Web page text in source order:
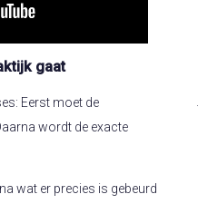
gaat
Eerst moet de
wordt de exacte
wat er precies is gebeurd